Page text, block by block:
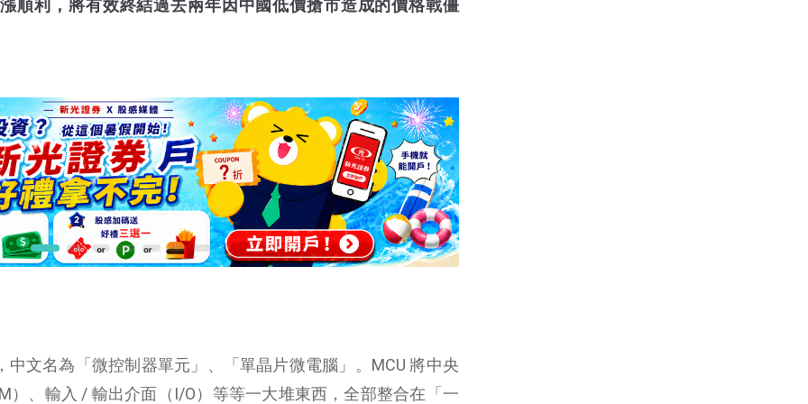
順利， 將有效終結過去兩年因中國低價搶市造成的價格戰僵
中文名為「微控制器單元」、「單晶片微電腦」。MCU 將中央
）、輸入 / 輸出介面（I/O）等等一大堆東西，全部整合在「一